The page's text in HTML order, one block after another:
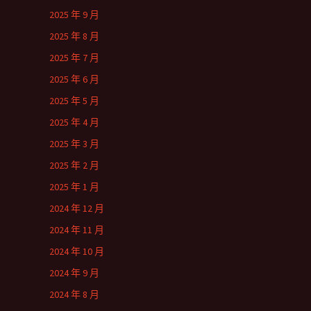
2025 年 9 月
2025 年 8 月
2025 年 7 月
2025 年 6 月
2025 年 5 月
2025 年 4 月
2025 年 3 月
2025 年 2 月
2025 年 1 月
2024 年 12 月
2024 年 11 月
2024 年 10 月
2024 年 9 月
2024 年 8 月